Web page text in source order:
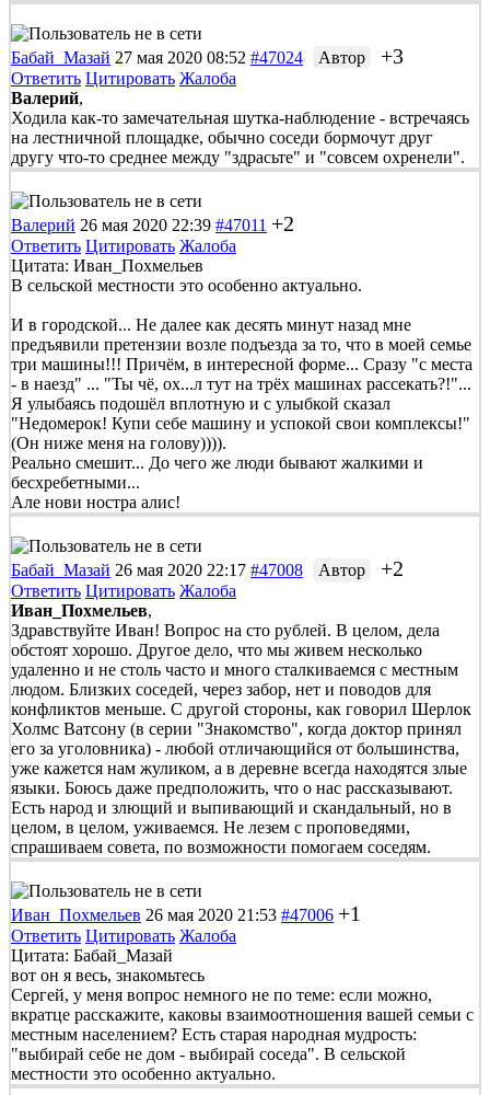
Бабай_Мазай 27 мая 2020 08:52 #47024 Автор +3
Ответить Цитировать Жалоба
Валерий,
Ходила как-то замечательная шутка-наблюдение - встречаясь
на лестничной площадке, обычно соседи бормочут друг
другу что-то среднее между "здрасьте" и "совсем охренели".
Валерий 26 мая 2020 22:39 #47011 +2
Ответить Цитировать Жалоба
Цитата: Иван_Похмельев
В сельской местности это особенно актуально.
И в городской... Не далее как десять минут назад мне
предъявили претензии возле подъезда за то, что в моей семье
три машины!!! Причём, в интересной форме... Сразу "с места
- в наезд" ... "Ты чё, ох...л тут на трёх машинах рассекать?!"...
Я улыбаясь подошёл вплотную и с улыбкой сказал
"Недомерок! Купи себе машину и успокой свои комплексы!"
(Он ниже меня на голову)))).
Реально смешит... До чего же люди бывают жалкими и
бесхребетными...
Але нови ностра алис!
Бабай_Мазай 26 мая 2020 22:17 #47008 Автор +2
Ответить Цитировать Жалоба
Иван_Похмельев,
Здравствуйте Иван! Вопрос на сто рублей. В целом, дела
обстоят хорошо. Другое дело, что мы живем несколько
удаленно и не столь часто и много сталкиваемся с местным
людом. Близких соседей, через забор, нет и поводов для
конфликтов меньше. С другой стороны, как говорил Шерлок
Холмс Ватсону (в серии "Знакомство", когда доктор принял
его за уголовника) - любой отличающийся от большинства,
уже кажется нам жуликом, а в деревне всегда находятся злые
языки. Боюсь даже предположить, что о нас рассказывают.
Есть народ и злющий и выпивающий и скандальный, но в
целом, в целом, уживаемся. Не лезем с проповедями,
спрашиваем совета, по возможности помогаем соседям.
Иван_Похмельев 26 мая 2020 21:53 #47006 +1
Ответить Цитировать Жалоба
Цитата: Бабай_Мазай
вот он я весь, знакомьтесь
Сергей, у меня вопрос немного не по теме: если можно,
вкратце расскажите, каковы взаимоотношения вашей семьи с
местным населением? Есть старая народная мудрость:
"выбирай себе не дом - выбирай соседа". В сельской
местности это особенно актуально.